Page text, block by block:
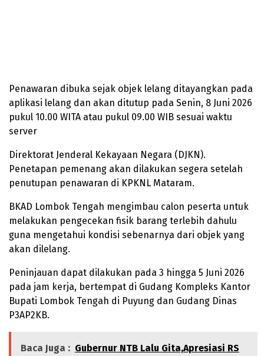
Penawaran dibuka sejak objek lelang ditayangkan pada
aplikasi lelang dan akan ditutup pada Senin, 8 Juni 2026
pukul 10.00 WITA atau pukul 09.00 WIB sesuai waktu
server
Direktorat Jenderal Kekayaan Negara (DJKN).
Penetapan pemenang akan dilakukan segera setelah
penutupan penawaran di KPKNL Mataram.
BKAD Lombok Tengah mengimbau calon peserta untuk
melakukan pengecekan fisik barang terlebih dahulu
guna mengetahui kondisi sebenarnya dari objek yang
akan dilelang.
Peninjauan dapat dilakukan pada 3 hingga 5 Juni 2026
pada jam kerja, bertempat di Gudang Kompleks Kantor
Bupati Lombok Tengah di Puyung dan Gudang Dinas
P3AP2KB.
Baca Juga : Gubernur NTB Lalu Gita,Apresiasi RS